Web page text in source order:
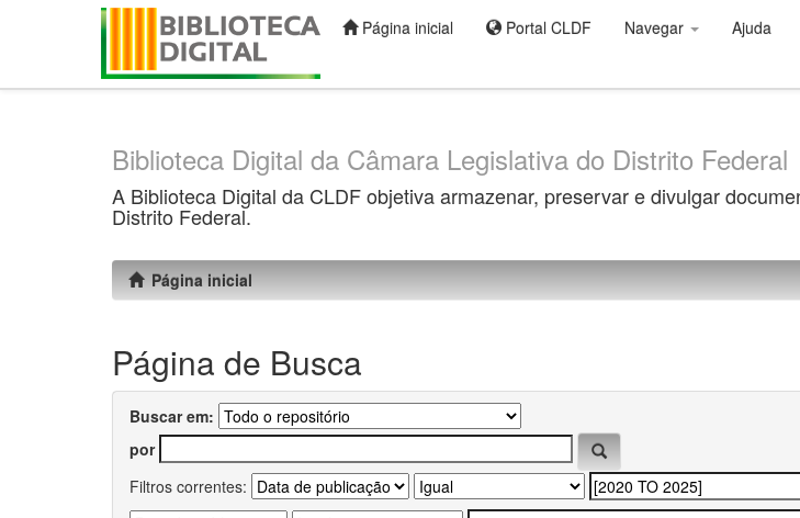
Página inicial Portal CLDF Navegar Ajuda
Biblioteca Digital da Câmara Legislativa do Distrito Federal
A Biblioteca Digital da CLDF objetiva armazenar, preservar e divulgar
Distrito Federal.
Página inicial
Página de Busca
Buscar em:
por
Filtros correntes: